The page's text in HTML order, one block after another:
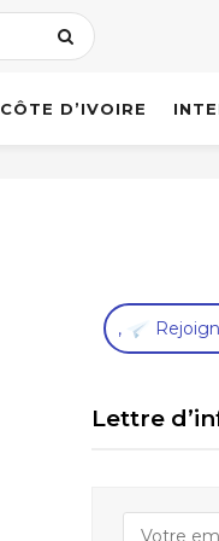
CÔTE D’IVOIRE
,
Lettre